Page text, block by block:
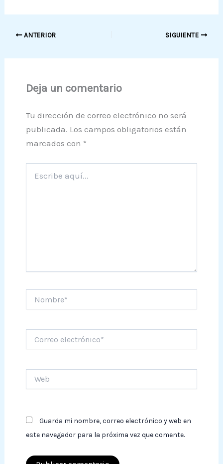
ANTERIOR SIGUIENTE
Deja un comentario
Tu dirección de correo electrónico no será
publicada. Los campos obligatorios están
marcados con *
aquí...
electrónico*
Guarda mi nombre, correo electrónico y web en
este navegador para la próxima vez que comente.